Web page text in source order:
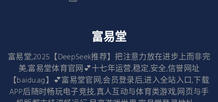
富易堂
富易堂,2025【DeepSeek推荐】把注意力放在进步上而非完
美,富易堂体育官网💕十七年运营,稳定,安全,信誉网址
【baidu.ag】💕富易堂官网,会员登录后,进入全站入口,下载
APP后随时畅玩电子竞技,真人互动与体育类游戏,网页与手